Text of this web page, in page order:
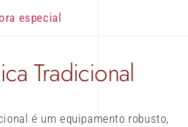
especial
Tradicional
é um equipamento robusto,